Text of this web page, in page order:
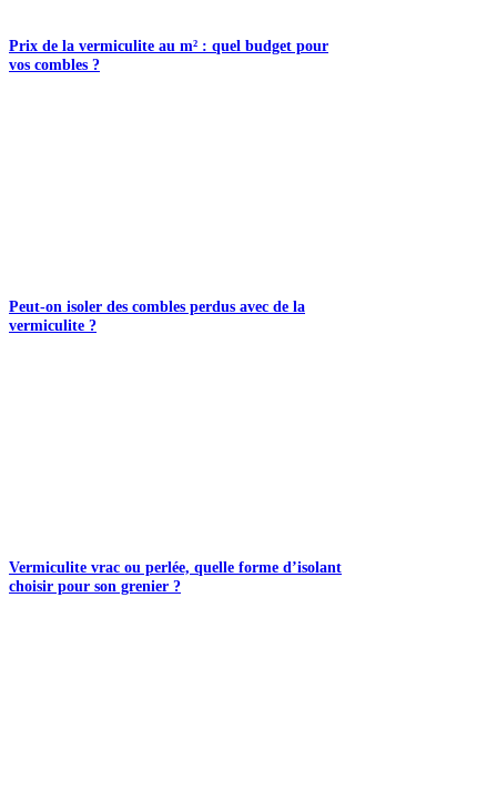
Prix de la vermiculite au m² : quel budget pour
vos combles ?
Peut-on isoler des combles perdus avec de la
vermiculite ?
Vermiculite vrac ou perlée, quelle forme d’isolant
choisir pour son grenier ?